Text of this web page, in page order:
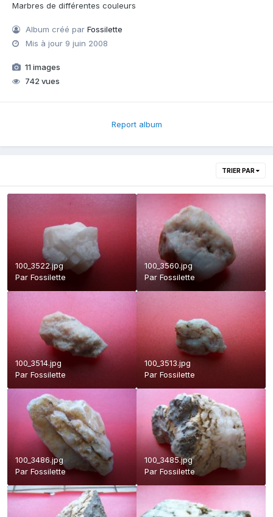
Marbres de différentes couleurs
Album créé parFossilette
Mis à jour 9 juin 2008
11 images
742 vues
Report album
TRIER PAR
100_3522.jpg
Par Fossilette
100_3560.jpg
Par Fossilette
100_3514.jpg
Par Fossilette
100_3513.jpg
Par Fossilette
100_3486.jpg
Par Fossilette
100_3485.jpg
Par Fossilette